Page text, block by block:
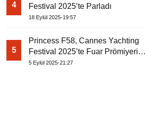
4
Festival 2025’te Parladı
18 Eylül 2025-19:57
5
Princess F58, Cannes Yachting
Festival 2025’te Fuar Prömiyerini
Yapıyor
5 Eylül 2025-21:27